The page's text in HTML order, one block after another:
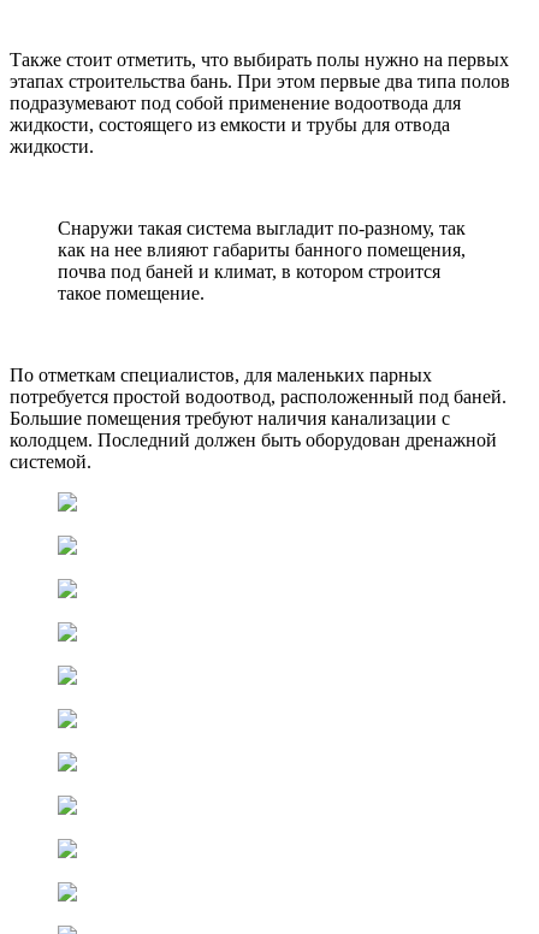
Также стоит отметить, что выбирать полы нужно на первых
этапах строительства бань. При этом первые два типа полов
подразумевают под собой применение водоотвода для
жидкости, состоящего из емкости и трубы для отвода
жидкости.
Снаружи такая система выгладит по-разному, так
как на нее влияют габариты банного помещения,
почва под баней и климат, в котором строится
такое помещение.
По отметкам специалистов, для маленьких парных
потребуется простой водоотвод, расположенный под баней.
Большие помещения требуют наличия канализации с
колодцем. Последний должен быть оборудован дренажной
системой.